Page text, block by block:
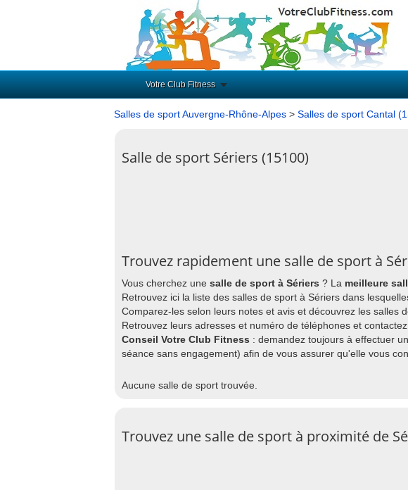
Votre Club Fitness
Salles de sport Auvergne-Rhône-Alpes > Salles de sport Cantal
Salle de sport Sériers (15100)
Trouvez rapidement une salle de sport à
Vous cherchez une salle de sport à Sériers ? La meilleure
Retrouvez ici la liste des salles de sport à Sériers dans
Comparez-les selon leurs notes et avis et découvrez les salles
Retrouvez leurs adresses et numéro de téléphones et
Conseil Votre Club Fitness : demandez toujours à effectuer
séance sans engagement) afin de vous assurer qu'elle vous
Aucune salle de sport trouvée.
Trouvez une salle de sport à proximité de